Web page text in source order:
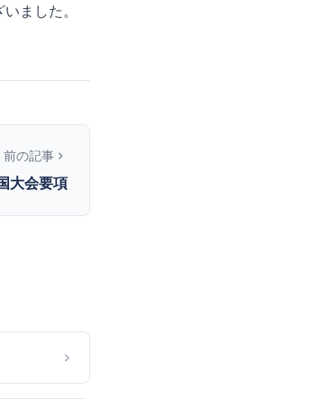
ました。
前の記事
大会要項